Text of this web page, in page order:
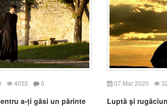
4055 0
a-ți găsi un părinte
07 Mar 2020
Luptă şi